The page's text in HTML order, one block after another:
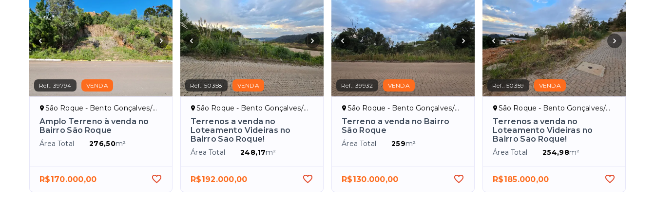
Ref.:39794 VENDA
São Roque - Bento Gonçalves/RS
Amplo Terreno à venda no
Bairro São Roque
Área Total 276,50m²
R$170.000,00
Ref.:50358 VENDA
São Roque - Bento Gonçalves/RS
Terrenos a venda no
Loteamento Videiras no
Bairro São Roque!
Área Total 248,17m²
R$192.000,00
Ref.:39932 VENDA
São Roque - Bento Gonçalves/RS
Terreno a venda no Bairro
São Roque
Área Total 259m²
R$130.000,00
Ref.:50359 VENDA
São Roque - Bento Gonçalves/RS
Terrenos a venda no
Loteamento Videiras no
Bairro São Roque!
Área Total 254,98m²
R$185.000,00